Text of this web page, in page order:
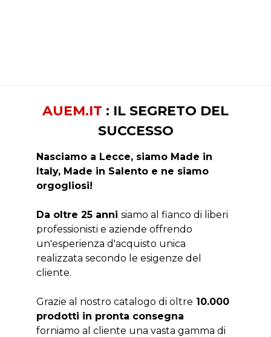
AUEM.IT : IL SEGRETO DEL
SUCCESSO
Nasciamo a Lecce, siamo Made in
Italy, Made in Salento e ne siamo
orgogliosi!
Da oltre 25 anni siamo al fianco di liberi
professionisti e aziende offrendo
un'esperienza d'acquisto unica
realizzata secondo le esigenze del
cliente.
Grazie al nostro catalogo di oltre 10.000
prodotti in pronta consegna
forniamo al cliente una vasta gamma di